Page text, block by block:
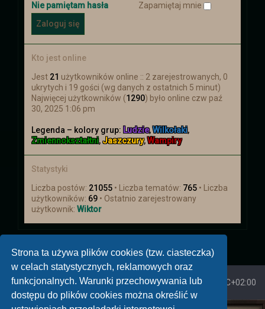
Strona ta używa plików cookies (tzw. ciasteczka)
w celach statystycznych, reklamowych oraz
funkcjonalnych. Warunki przechowywania lub
dostępu do plików cookies można określić w
Nie pamiętam hasła Zapamiętaj mnie
Kto jest online
Jest 21 użytkowników online :: 2 zarejestrowanych, 0
ukrytych i 19 gości (wg danych z ostatnich 5 minut)
Najwięcej użytkowników (1290) było online czw paź
30, 2025 1:06 pm
Legenda – kolory grup: Ludzie,Wilkołaki,
Zmiennokształtni,Jaszczury,Wampiry
Statystyki
Liczba postów: 21055 • Liczba tematów: 765 • Liczba
użytkowników: 69 • Ostatnio zarejestrowany
użytkownik: Wiktor
Strona główna Strefa czasowa UTC+02:00